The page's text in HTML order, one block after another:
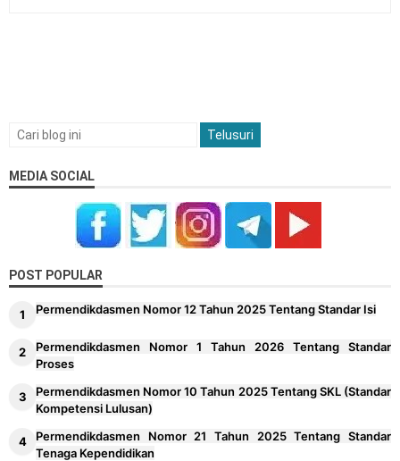
MEDIA SOCIAL
POST POPULAR
Permendikdasmen Nomor 12 Tahun 2025 Tentang Standar Isi
Permendikdasmen Nomor 1 Tahun 2026 Tentang Standar
Proses
Permendikdasmen Nomor 10 Tahun 2025 Tentang SKL (Standar
Kompetensi Lulusan)
Permendikdasmen Nomor 21 Tahun 2025 Tentang Standar
Tenaga Kependidikan